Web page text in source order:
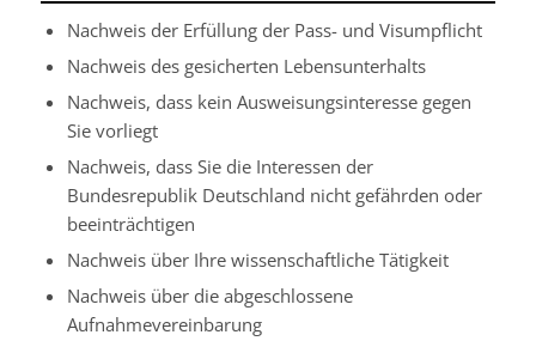
Nachweis der Erfüllung der Pass- und Visumpflicht
Nachweis des gesicherten Lebensunterhalts
Nachweis, dass kein Ausweisungsinteresse gegen
Sie vorliegt
Nachweis, dass Sie die Interessen der
Bundesrepublik Deutschland nicht gefährden oder
beeinträchtigen
Nachweis über Ihre wissenschaftliche Tätigkeit
Nachweis über die abgeschlossene
Aufnahmevereinbarung